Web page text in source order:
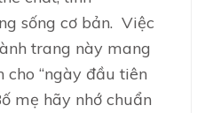
sống cơ bản. Việc
trang này mang
“ngày đầu tiên
mẹ hãy nhớ chuẩn